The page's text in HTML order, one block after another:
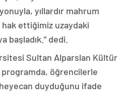
yıllardır mahrum
hak ettiğimiz uzaydaki
başladık.” dedi.
Sultan Alparslan Kültür
programda, öğrencilerle
duyduğunu ifade